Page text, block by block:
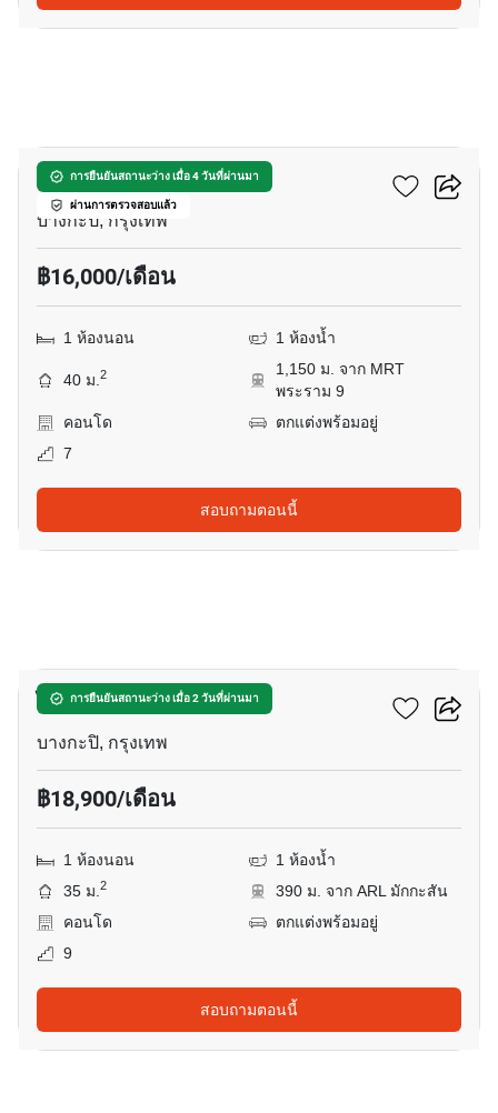
การยืนยันสถานะว่าง เมื่อ 4 วันที่ผ่านมา
ผ่านการตรวจสอบแล้ว
ที.ซี. กรีน พระรามเก้า
บางกะปิ, กรุงเทพ
฿16,000/เดือน
1 ห้องนอน 1 ห้องน้ำ
40 ม.2
1,150 ม. จาก MRT
พระราม 9
คอนโด
ตกแต่งพร้อมอยู่
7
สอบถามตอนนี้
การยืนยันสถานะว่าง เมื่อ 2 วันที่ผ่านมา
ไลฟ์ อโศก
บางกะปิ, กรุงเทพ
฿18,900/เดือน
1 ห้องนอน
1 ห้องน้ำ
35 ม.2
390 ม. จาก ARL มักกะสัน
คอนโด
ตกแต่งพร้อมอยู่
9
สอบถามตอนนี้